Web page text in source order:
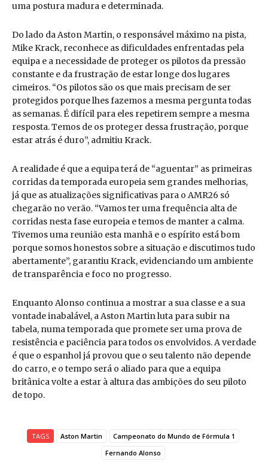
uma postura madura e determinada.
Do lado da Aston Martin, o responsável máximo na pista,
Mike Krack, reconhece as dificuldades enfrentadas pela
equipa e a necessidade de proteger os pilotos da pressão
constante e da frustração de estar longe dos lugares
cimeiros. “Os pilotos são os que mais precisam de ser
protegidos porque lhes fazemos a mesma pergunta todas
as semanas. É difícil para eles repetirem sempre a mesma
resposta. Temos de os proteger dessa frustração, porque
estar atrás é duro”, admitiu Krack.
A realidade é que a equipa terá de “aguentar” as primeiras
corridas da temporada europeia sem grandes melhorias,
já que as atualizações significativas para o AMR26 só
chegarão no verão. “Vamos ter uma frequência alta de
corridas nesta fase europeia e temos de manter a calma.
Tivemos uma reunião esta manhã e o espírito está bom
porque somos honestos sobre a situação e discutimos tudo
abertamente”, garantiu Krack, evidenciando um ambiente
de transparência e foco no progresso.
Enquanto Alonso continua a mostrar a sua classe e a sua
vontade inabalável, a Aston Martin luta para subir na
tabela, numa temporada que promete ser uma prova de
resistência e paciência para todos os envolvidos. A verdade
é que o espanhol já provou que o seu talento não depende
do carro, e o tempo será o aliado para que a equipa
britânica volte a estar à altura das ambições do seu piloto
de topo.
TAGS Aston Martin
Campeonato do Mundo de Fórmula 1
Fernando Alonso